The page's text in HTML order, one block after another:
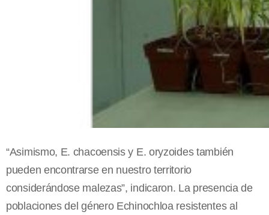
“Asimismo, E. chacoensis y E. oryzoides también
pueden encontrarse en nuestro territorio
considerándose malezas”, indicaron. La presencia de
poblaciones del género Echinochloa resistentes al